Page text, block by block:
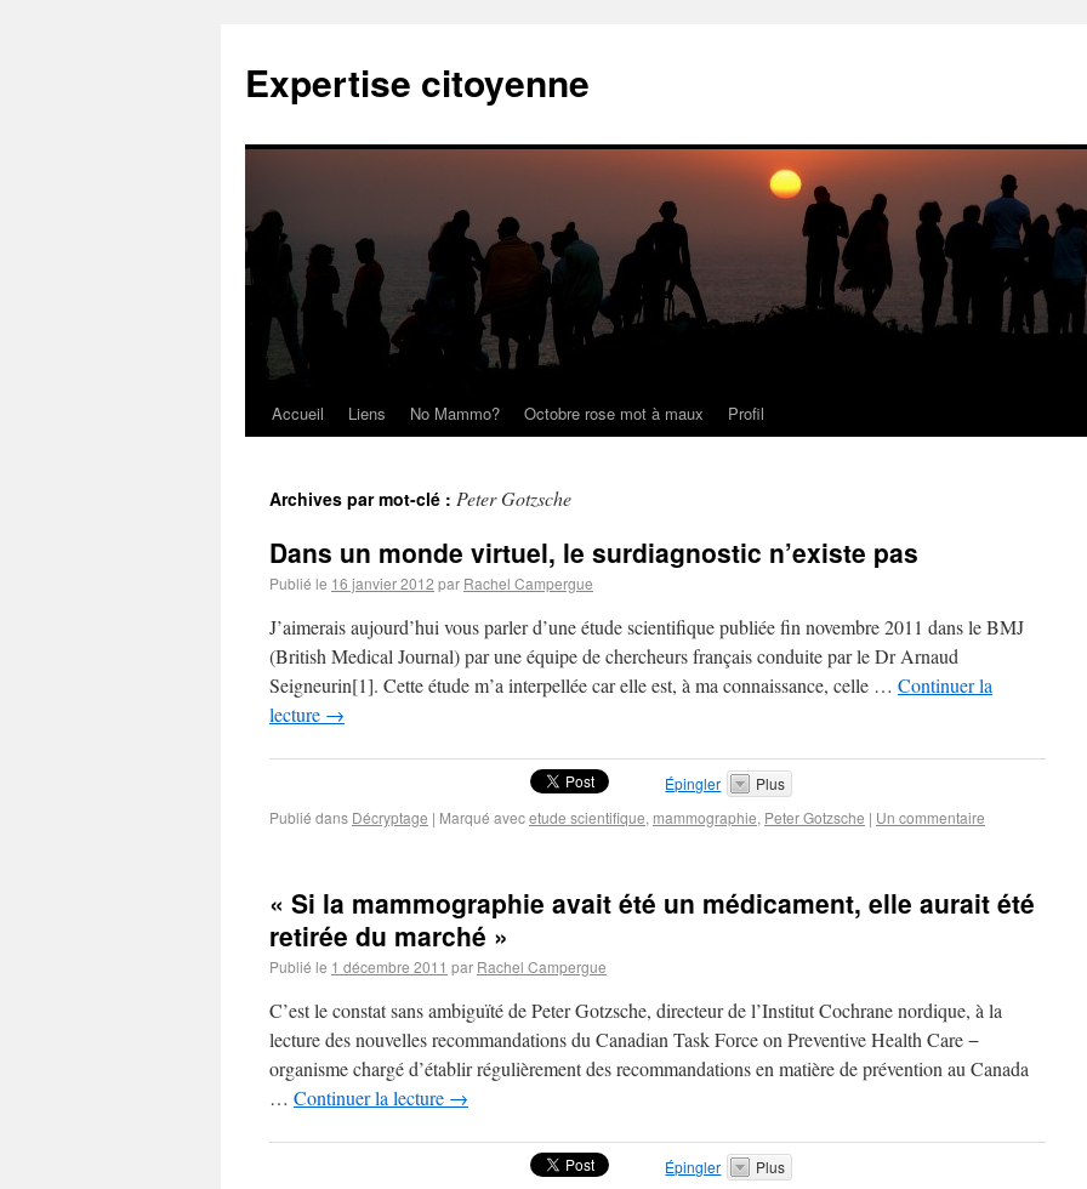
Expertise citoyenne
Accueil Liens No Mammo? Octobre rose mot à maux Profil
Archives par mot-clé : Peter Gotzsche
Dans un monde virtuel, le surdiagnostic n’existe pas
Publié le 16 janvier 2012 par Rachel Campergue
J’aimerais aujourd’hui vous parler d’une étude scientifique publiée fin novembre 2011 dans le BMJ
(British Medical Journal) par une équipe de chercheurs français conduite par le Dr Arnaud
Seigneurin[1]. Cette étude m’a interpellée car elle est, à ma connaissance, celle … Continuer la
lecture →
Épingler
Plus
Publié dans Décryptage | Marqué avecetude scientifique, mammographie, Peter Gotzsche | Un commentaire
« Si la mammographie avait été un médicament, elle aurait été
retirée du marché »
Publié le 1 décembre 2011 par Rachel Campergue
C’est le constat sans ambiguïté de Peter Gotzsche, directeur de l’Institut Cochrane nordique, à la
lecture des nouvelles recommandations du Canadian Task Force on Preventive Health Care −
organisme chargé d’établir régulièrement des recommandations en matière de prévention au Canada
… Continuer la lecture →
Épingler
Plus